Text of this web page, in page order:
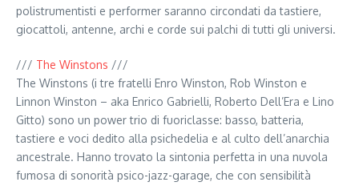
polistrumentisti e performer saranno circondati da tastiere,
giocattoli, antenne, archi e corde sui palchi di tutti gli universi.
/// The Winstons ///
The Winstons (i tre fratelli Enro Winston, Rob Winston e
Linnon Winston – aka Enrico Gabrielli, Roberto Dell’Era e Lino
Gitto) sono un power trio di fuoriclasse: basso, batteria,
tastiere e voci dedito alla psichedelia e al culto dell’anarchia
ancestrale. Hanno trovato la sintonia perfetta in una nuvola
fumosa di sonorità psico-jazz-garage, che con sensibilità